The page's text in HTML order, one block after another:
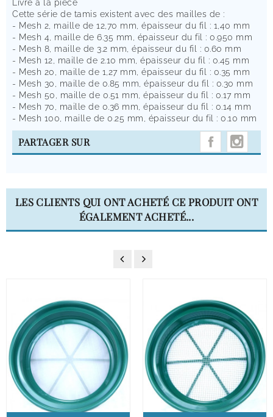
Livré a la pièce
Cette série de tamis existent avec des mailles de :
- Mesh 2, maille de 12,70 mm, épaisseur du fil : 1,40 mm
- Mesh 4, maille de 6.35 mm, épaisseur du fil : 0.950 mm
- Mesh 8, maille de 3.2 mm, épaisseur du fil : 0.60 mm
- Mesh 12, maille de 2.10 mm, épaisseur du fil : 0.45 mm
- Mesh 20, maille de 1,27 mm, épaisseur du fil : 0.35 mm
- Mesh 30, maille de 0.85 mm, épaisseur du fil : 0.30 mm
- Mesh 50, maille de 0.51 mm, épaisseur du fil : 0.17 mm
- Mesh 70, maille de 0.36 mm, épaisseur du fil : 0.14 mm
- Mesh 100, maille de 0.25 mm, épaisseur du fil : 0.10 mm
PARTAGER SUR
LES CLIENTS QUI ONT ACHETÉ CE PRODUIT ONT
ÉGALEMENT ACHETÉ...